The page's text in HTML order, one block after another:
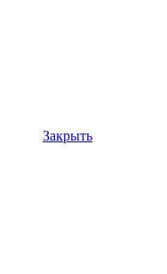
Закрыть